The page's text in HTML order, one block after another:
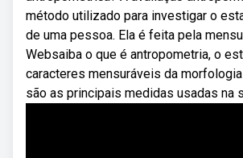
método utilizado para investigar o
de uma pessoa. Ela é feita pela
Websaiba o que é antropometria, o
caracteres mensuráveis da morfologia
são as principais medidas usadas na